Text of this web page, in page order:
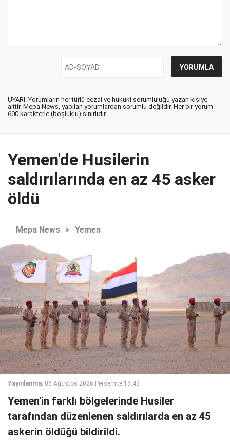
UYARI: Yorumların her türlü cezai ve hukuki sorumluluğu yazan kişiye
aittir. Mepa News, yapılan yorumlardan sorumlu değildir. Her bir yorum
600 karakterle (boşluklu) sınırlıdır.
Yemen'de Husilerin
saldırılarında en az 45 asker
öldü
Mepa News > Yemen
Yayınlanma: 06 Ağustos 2026 Perşembe 15:43
Yemen'in farklı bölgelerinde Husiler
tarafından düzenlenen saldırılarda en az 45
askerin öldüğü bildirildi.